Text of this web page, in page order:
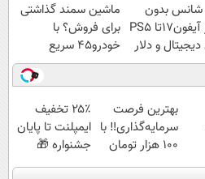
شانس بدون
پوچ، از آیفون17تا PS5
و دلار
ماشین سمند گذاشتی
برای فروش؟ با
خودرو45 سریع
بفروش
بهترین فرصت
سرمایه‌گذاری‼️ با
100 هزار تومان
طلا بخر‼️
۲۵٪ تخفیف
ایمپلنت تا پایان
جشنواره 🎁